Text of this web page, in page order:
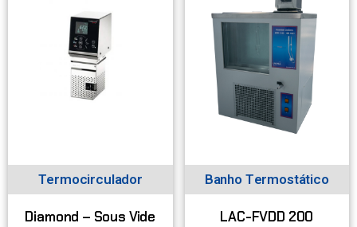
Termocirculador
Diamond – Sous Vide
Banho Termostático
LAC-FVDD 200